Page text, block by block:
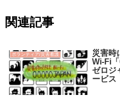
関連記事
ボランティア/災害看護
災害時
Wi-Fi
ゼロジ
ービス